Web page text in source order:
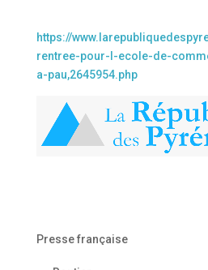
https://
rentree-pour-l-ecole-de-
a-pau,2645954.php
Presse française